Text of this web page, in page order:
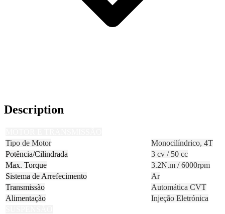
Description
Tipo de Motor
Monocilíndrico, 4T
Potência/Cilindrada
3 cv / 50 cc
Max. Torque
3.2N.m / 6000rpm
Sistema de Arrefecimento
Ar
Transmissão
Automática CVT
Alimentação
Injeção Eletrónica